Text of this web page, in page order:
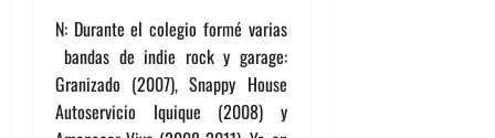
N: Durante el colegio formé varias
bandas de indie rock y garage:
Granizado (2007), Snappy House
Autoservicio Iquique (2008) y